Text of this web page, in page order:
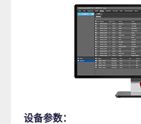
设备参数：